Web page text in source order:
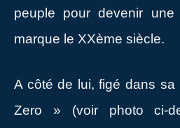
peuple pour devenir
marque le XXème siècle.
A côté de lui, figé dans sa
Zero » (voir photo ci-